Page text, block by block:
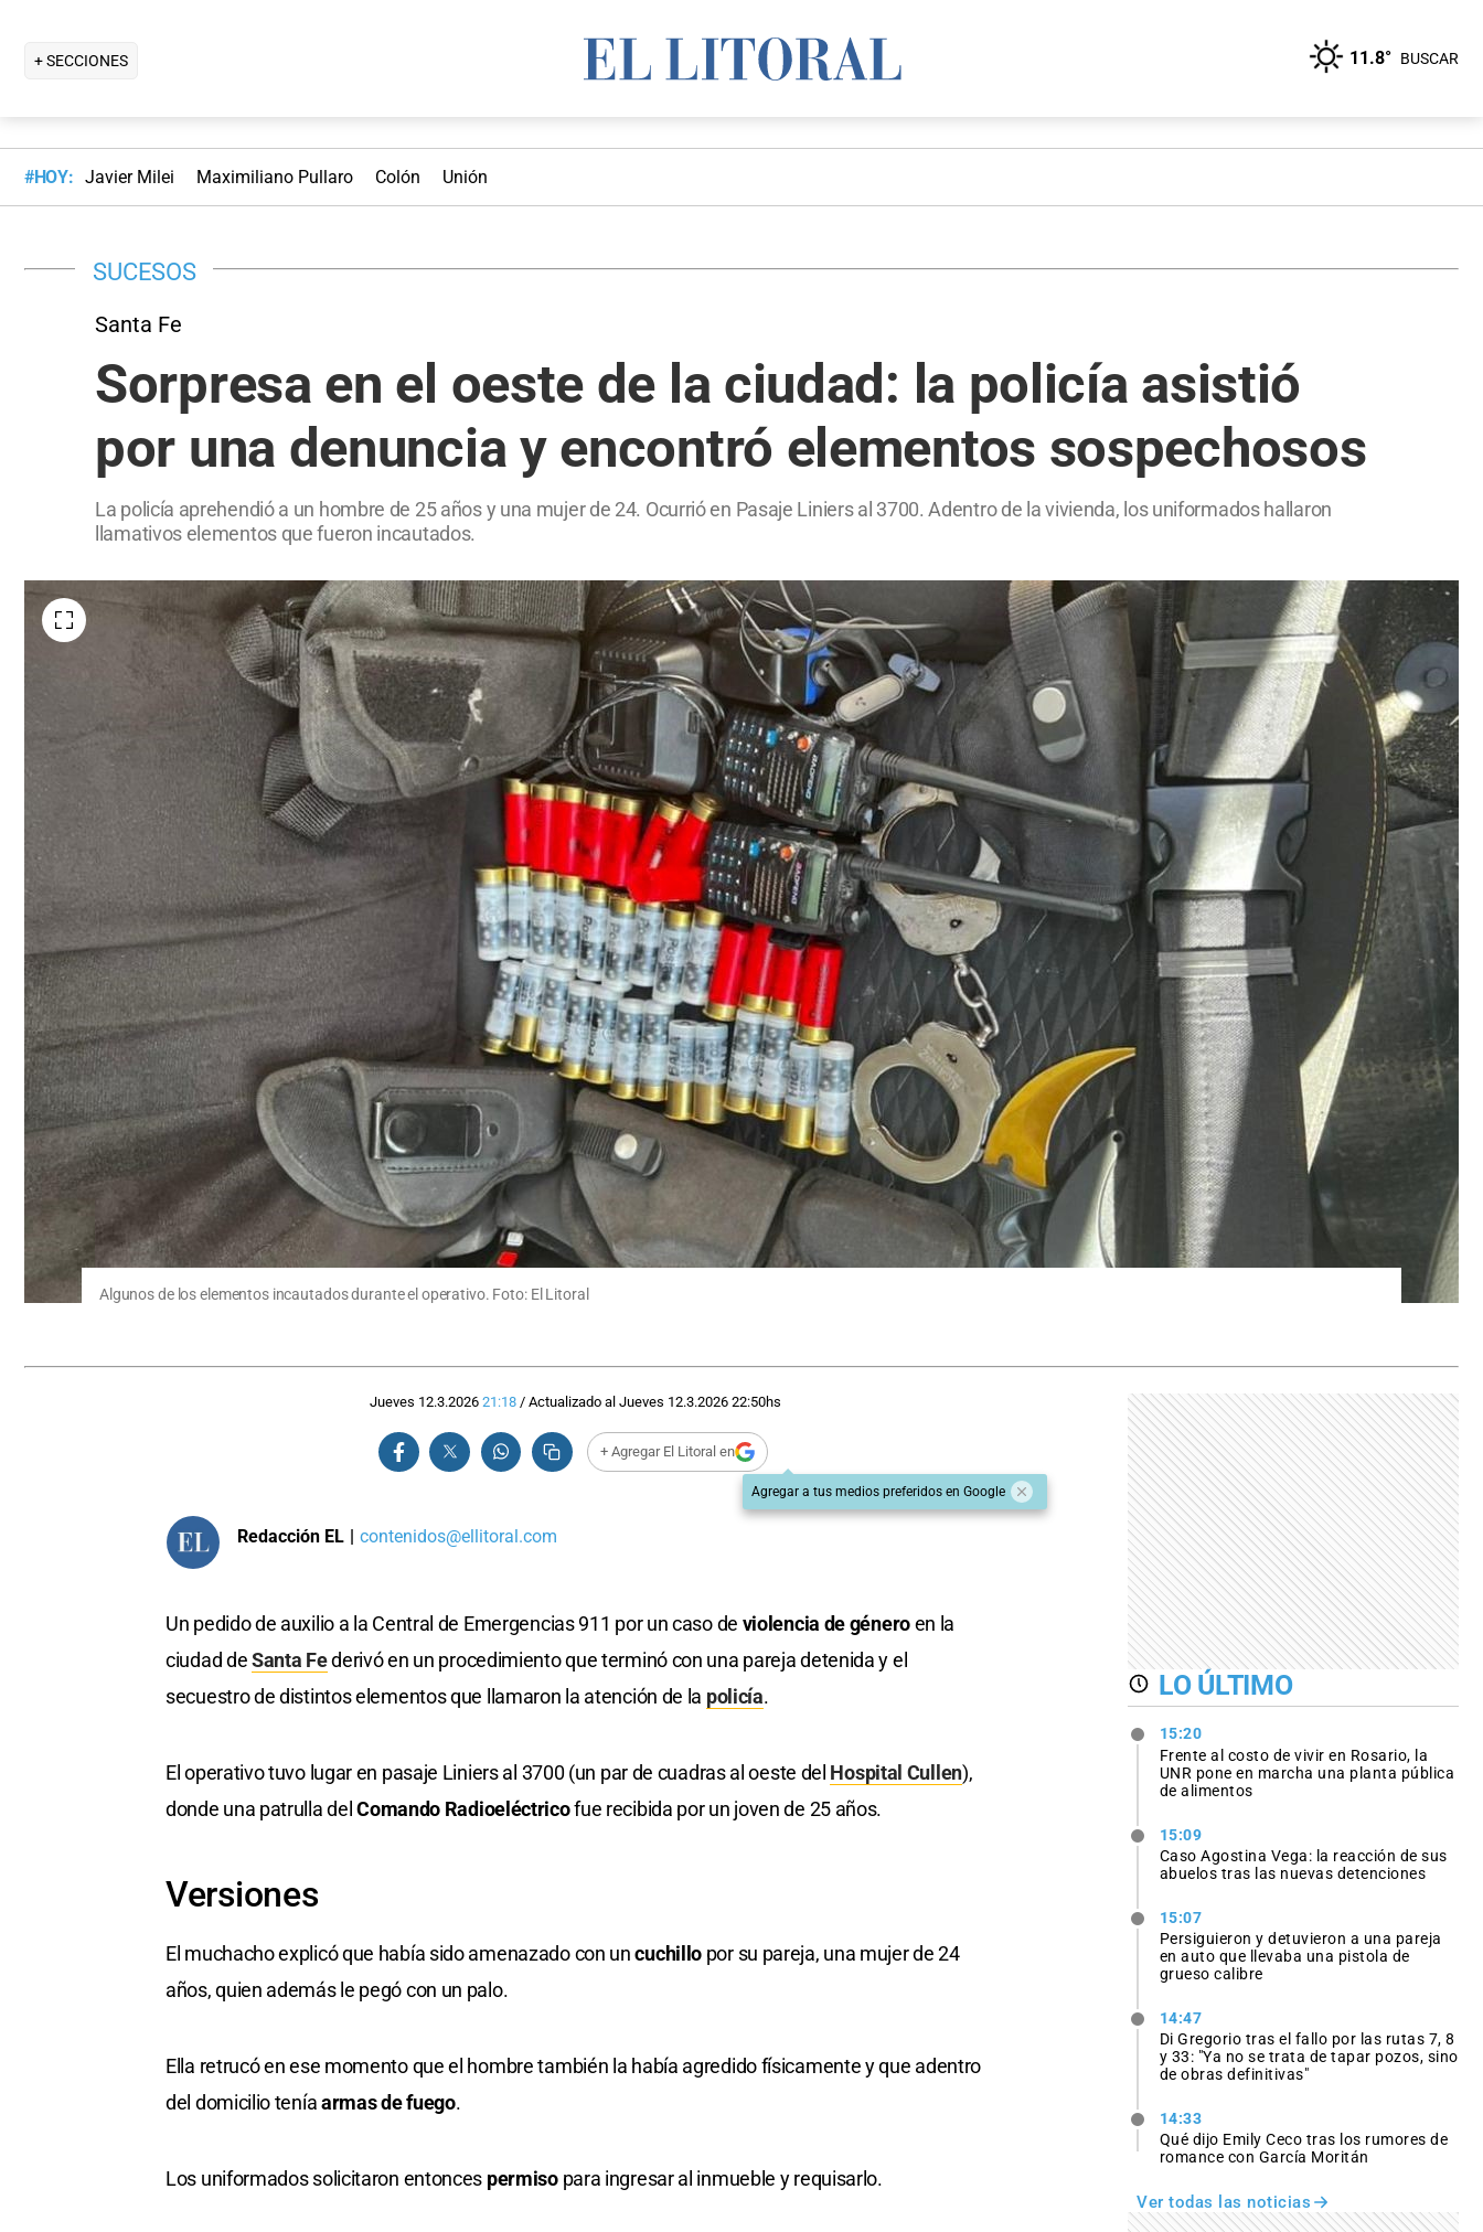
+ SECCIONES 11.8° BUSCAR
#HOY: Javier Milei Maximiliano Pullaro Colón Unión
SUCESOS
Santa Fe
Sorpresa en el oeste de la ciudad: la policía asistió
por una denuncia y encontró elementos sospechosos
La policía aprehendió a un hombre de 25 años y una mujer de 24. Ocurrió en Pasaje Liniers al 3700. Adentro de la vivienda, los uniformados hallaron
llamativos elementos que fueron incautados.
Algunos de los elementos incautados durante el operativo. Foto: El Litoral
Jueves 12.3.2026 21:18/ Actualizado al Jueves 12.3.2026 22:50hs
+ Agregar El Litoral en
Agregar a tus medios preferidos en Google
Redacción EL | contenidos@ellitoral.com
Un pedido de auxilio a la Central de Emergencias 911 por un caso de violencia de géneroen la
ciudad deSanta Federivó en un procedimiento que terminó con una pareja detenida y el
secuestro de distintos elementos que llamaron la atención de la policía.
El operativo tuvo lugar en pasaje Liniers al 3700 (un par de cuadras al oeste del Hospital Cullen),
donde una patrulla delComando Radioeléctricofue recibida por un joven de 25 años.
Versiones
El muchacho explicó que había sido amenazado con uncuchillo por su pareja, una mujer de 24
años, quien además le pegó con un palo.
Ella retrucó en ese momento que el hombre también la había agredido físicamente y que adentro
del domicilio teníaarmas de fuego.
Los uniformados solicitaron entonces permiso para ingresar al inmueble y requisarlo.
LO ÚLTIMO
15:20
Frente al costo de vivir en Rosario, la
UNR pone en marcha una planta pública
de alimentos
15:09
Caso Agostina Vega: la reacción de sus
abuelos tras las nuevas detenciones
15:07
Persiguieron y detuvieron a una pareja
en auto que llevaba una pistola de
grueso calibre
14:47
Di Gregorio tras el fallo por las rutas 7, 8
y 33: "Ya no se trata de tapar pozos, sino
de obras definitivas"
14:33
Qué dijo Emily Ceco tras los rumores de
romance con García Moritán
Ver todas las noticias